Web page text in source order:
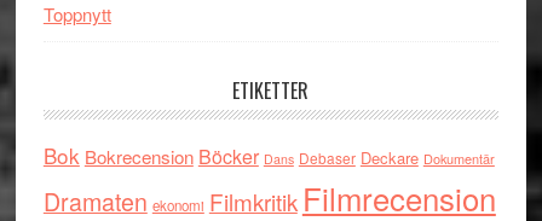
Toppnytt
ETIKETTER
Bok Bokrecension Böcker Dans Debaser Deckare Dokumentär
Dramaten ekonomi Filmkritik Filmrecension